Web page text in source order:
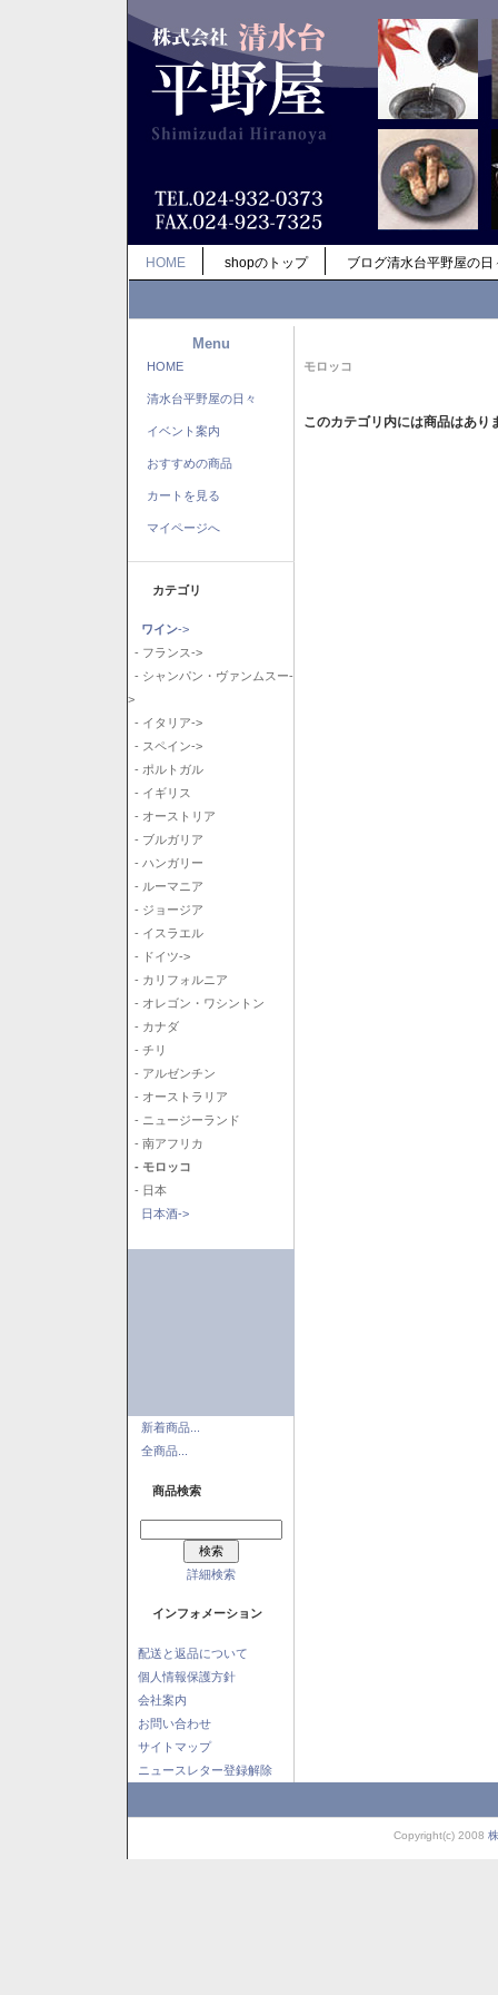
HOME shopのトップ ブログ清水台平野屋の日
Menu
HOME
清水台平野屋の日々
イベント案内
おすすめの商品
カートを見る
マイページへ
カテゴリ
ワイン->
- フランス->
- シャンパン・ヴァンムスー-
>
- イタリア->
- スペイン->
- ポルトガル
- イギリス
- オーストリア
- ブルガリア
- ハンガリー
- ルーマニア
- ジョージア
- イスラエル
- ドイツ->
- カリフォルニア
- オレゴン・ワシントン
- カナダ
- チリ
- アルゼンチン
- オーストラリア
- ニュージーランド
- 南アフリカ
- モロッコ
- 日本
日本酒->
新着商品...
全商品...
商品検索
詳細検索
インフォメーション
配送と返品について
個人情報保護方針
会社案内
お問い合わせ
サイトマップ
ニュースレター登録解除
モロッコ
このカテゴリ内には商品はあり
Copyright(c) 2008